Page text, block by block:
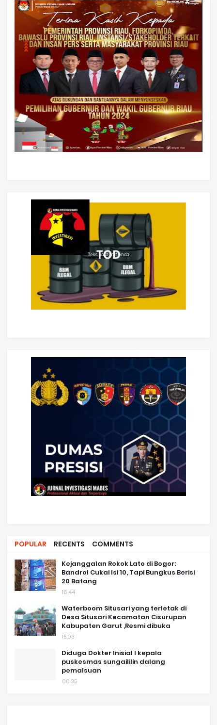
POPULAR RECENTS COMMENTS
Kejanggalan Rokok Lato di Bogor:
Bandrol Cukai Isi 10, Tapi Bungkus Berisi
20 Batang
16.44
Waterboom Situsari yang terletak di
Desa Situsari Kecamatan Cisurupan
Kabupaten Garut ,Resmi dibuka
15.03
Diduga Dokter Inisial I kepala
puskesmas sungaililin dalang
pemalsuan
00.35